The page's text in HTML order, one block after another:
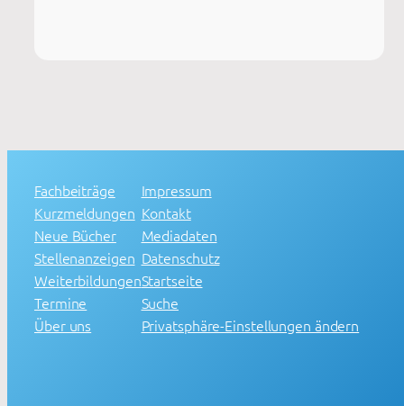
Fachbeiträge
Kurzmeldungen
Neue Bücher
Stellenanzeigen
Weiterbildungen
Termine
Über uns
Impressum
Kontakt
Mediadaten
Datenschutz
Startseite
Suche
Privatsphäre-Einstellungen ändern